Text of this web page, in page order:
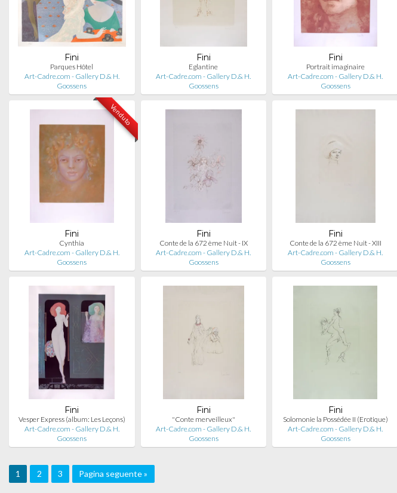
Fini
Parques Hôtel
Art-Cadre.com - Gallery D.& H.
Goossens
Fini
Eglantine
Art-Cadre.com - Gallery D.& H.
Goossens
Fini
Portrait imaginaire
Art-Cadre.com - Gallery D.& H.
Goossens
Venduto
Fini
Cynthia
Art-Cadre.com - Gallery D.& H.
Goossens
Fini
Conte de la 672 ème Nuit - IX
Art-Cadre.com - Gallery D.& H.
Goossens
Fini
Conte de la 672 ème Nuit - XIII
Art-Cadre.com - Gallery D.& H.
Goossens
Fini
Vesper Express (album: Les Leçons)
Art-Cadre.com - Gallery D.& H.
Goossens
Fini
"Conte merveilleux"
Art-Cadre.com - Gallery D.& H.
Goossens
Fini
Solomonie la Possédée II (Erotique)
Art-Cadre.com - Gallery D.& H.
Goossens
1 2 3 Pagina seguente »